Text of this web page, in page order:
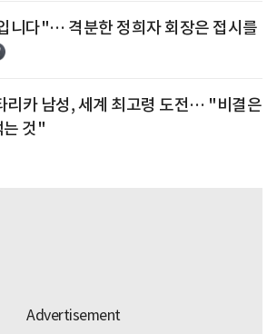
니다"… 격분한 정희자 회장은 접시를
리카 남성, 세계 최고령 도전… "비결은
는 것"